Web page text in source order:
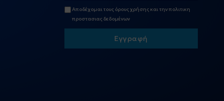
Αποδέχομαι τους όρους χρήσης και τηνπολιτικη
προστασιας δεδομένων
Εγγραφή